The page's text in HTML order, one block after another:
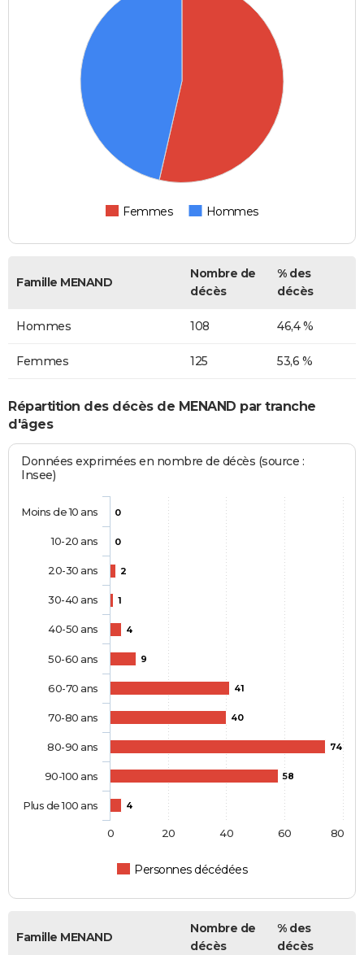
Femmes Hommes
Famille MENAND
Nombre de
décès
% des
décès
Hommes 108 46,4 %
Femmes 125 53,6 %
Répartition des décès de MENAND par tranche
d'âges
Données exprimées en nombre de décès (source :
Insee)
0
0
2
1
4
9
41
40
74
58
4
Personnes décédées
Moins de 10 ans
10-20 ans
20-30 ans
30-40 ans
40-50 ans
50-60 ans
60-70 ans
70-80 ans
80-90 ans
90-100 ans
Plus de 100 ans
0 20 40 60 80
Famille MENAND
Nombre de
décès
% des
décès